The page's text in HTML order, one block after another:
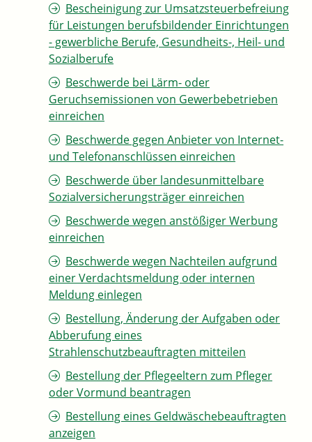
Bescheinigung zur Umsatzsteuerbefreiung
für Leistungen berufsbildender Einrichtungen
- gewerbliche Berufe, Gesundheits-, Heil- und
Sozialberufe
Beschwerde bei Lärm- oder
Geruchsemissionen von Gewerbebetrieben
einreichen
Beschwerde gegen Anbieter von Internet-
und Telefonanschlüssen einreichen
Beschwerde über landesunmittelbare
Sozialversicherungsträger einreichen
Beschwerde wegen anstößiger Werbung
einreichen
Beschwerde wegen Nachteilen aufgrund
einer Verdachtsmeldung oder internen
Meldung einlegen
Bestellung, Änderung der Aufgaben oder
Abberufung eines
Strahlenschutzbeauftragten mitteilen
Bestellung der Pflegeeltern zum Pfleger
oder Vormund beantragen
Bestellung eines Geldwäschebeauftragten
anzeigen